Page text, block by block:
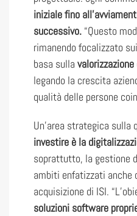
iniziale fino
successivo. “Questo
rimanendo focalizzato
basa sulla
legando la crescita
qualità delle persone
Un’area strategica sulla
investire è la
soprattutto, la gestione
ambiti enfatizzati anche
acquisizione di ISI.
soluzioni software